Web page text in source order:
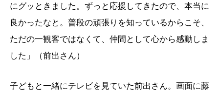
にグッときました。ずっと応援してきたので、本当に
良かったなと。普段の頑張りを知っているからこそ、
ただの一観客ではなくて、仲間として心から感動しま
した」（前出さん）
子どもと一緒にテレビを見ていた前出さん。画面に藤